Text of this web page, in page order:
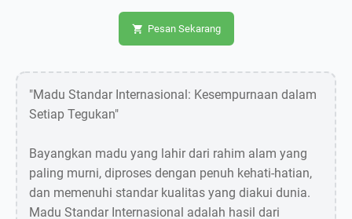
Pesan Sekarang
"Madu Standar Internasional: Kesempurnaan dalam
Setiap Tegukan"
Bayangkan madu yang lahir dari rahim alam yang
paling murni, diproses dengan penuh kehati-hatian,
dan memenuhi standar kualitas yang diakui dunia.
Madu Standar Internasional adalah hasil dari